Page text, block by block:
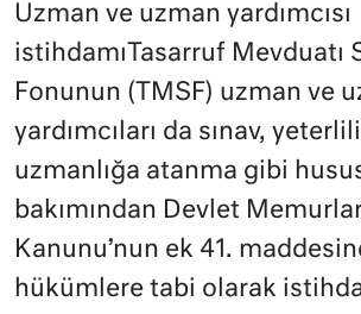
Uzman ve uzman yardımcısı
istihdamıTasarruf Mevduatı
Fonunun (TMSF) uzman ve
yardımcıları da sınav,
uzmanlığa atanma gibi
bakımından Devlet
Kanunu’nun ek 41.
hükümlere tabi olarak